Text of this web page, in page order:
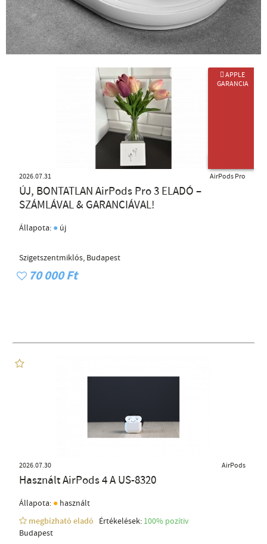
 APPLE
GARANCIA
2026.07.31 AirPods Pro
ÚJ, BONTATLAN AirPods Pro 3 ELADÓ –
SZÁMLÁVAL & GARANCIÁVAL!
Állapota: ● új
Szigetszentmiklós, Budapest
70 000 Ft
2026.07.30 AirPods
Használt AirPods 4 A US-8320
Állapota: ● használt
megbízható eladó
Értékelések: 100% pozítiv
Budapest